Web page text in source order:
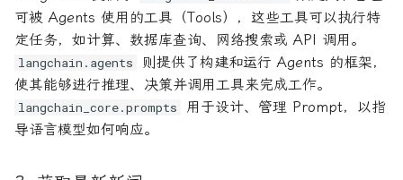
可被 Agents 使用的工具（Tools），这些工具可以执行特
定任务，如计算、数据库查询、网络搜索或 API 调用。
langchain.agents
则提供了构建和运行 Agents 的框架，
使其能够进行推理、决策并调用工具来完成工作。
langchain_core.prompts
用于设计、管理 Prompt，以指
导语言模型如何响应。